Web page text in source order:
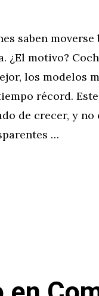
saben
¿El motivo?
los modelos
récord.
de crecer, y
…